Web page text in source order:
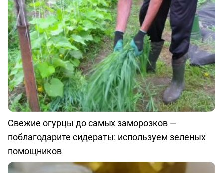
Свежие огурцы до самых заморозков —
поблагодарите сидераты: используем зеленых
помощников